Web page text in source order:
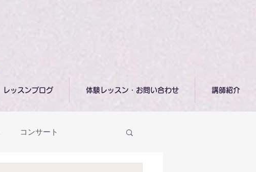
レッスンブログ 体験レッスン・お問い合わせ 講師紹介
コンサート